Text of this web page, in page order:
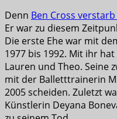
Denn Ben Cross
Er war zu diesem
Die erste Ehe war mit
1977 bis 1992. Mit ihr
Lauren und Theo. Seine
mit der Balletttrainerin
2005 scheiden. Zuletzt
Künstlerin Deyana